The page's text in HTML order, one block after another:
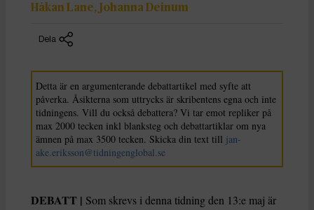
Håkan Lane, Johanna Deinum
Dela
Detta är en argumenterande debattartikel med syfte att
påverka. Åsikterna som uttrycks är skribentens egna och inte
tidningens. Vill du också debattera? Vi tar emot repliker på
max 2000 tecken inkl blanksteg och debattartiklar om nya
ämnen på max 3500 tecken. Skicka din text till jan-
ake.eriksson@tidningenglobal.se
DEBATT | Som skrevs i denna tidning den 13:e maj är